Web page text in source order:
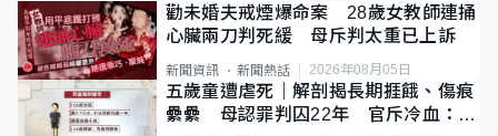
勸未婚夫戒煙爆命案 28歲女教師連捅
心臟兩刀判死緩 母斥判太重已上訴
新聞資訊 新聞熱話 2026年08月05日
五歲童遭虐死｜解剖揭長期捱餓、傷痕
纍纍 母認罪判囚22年 官斥冷血：同